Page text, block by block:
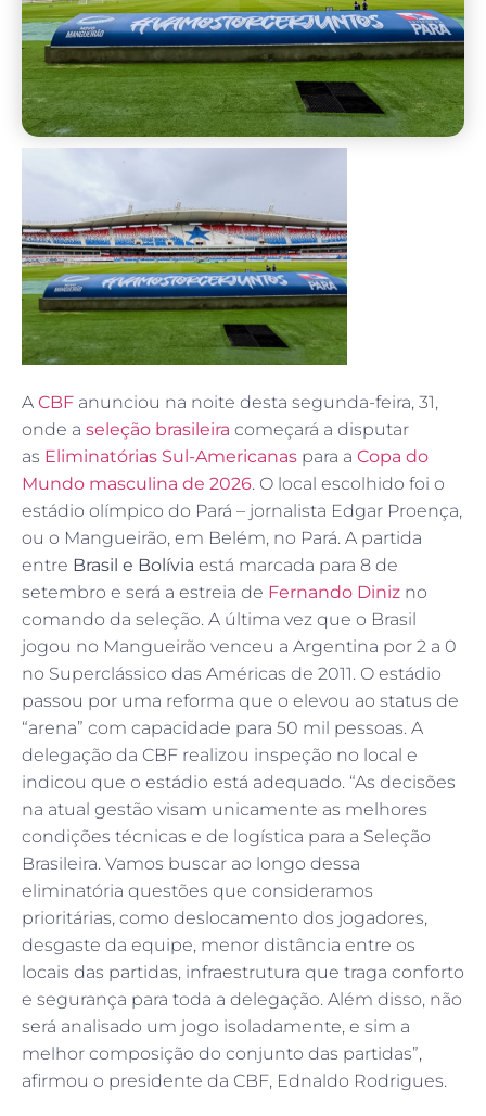
A CBF anunciou na noite desta segunda-feira, 31,
onde a seleção brasileira começará a disputar
as Eliminatórias Sul-Americanas para a Copa do
Mundo masculina de 2026. O local escolhido foi o
estádio olímpico do Pará – jornalista Edgar Proença,
ou o Mangueirão, em Belém, no Pará. A partida
entre Brasil e Bolívia está marcada para 8 de
setembro e será a estreia de Fernando Diniz no
comando da seleção. A última vez que o Brasil
jogou no Mangueirão venceu a Argentina por 2 a 0
no Superclássico das Américas de 2011. O estádio
passou por uma reforma que o elevou ao status de
“arena” com capacidade para 50 mil pessoas. A
delegação da CBF realizou inspeção no local e
indicou que o estádio está adequado. “As decisões
na atual gestão visam unicamente as melhores
condições técnicas e de logística para a Seleção
Brasileira. Vamos buscar ao longo dessa
eliminatória questões que consideramos
prioritárias, como deslocamento dos jogadores,
desgaste da equipe, menor distância entre os
locais das partidas, infraestrutura que traga conforto
e segurança para toda a delegação. Além disso, não
será analisado um jogo isoladamente, e sim a
melhor composição do conjunto das partidas”,
afirmou o presidente da CBF, Ednaldo Rodrigues.